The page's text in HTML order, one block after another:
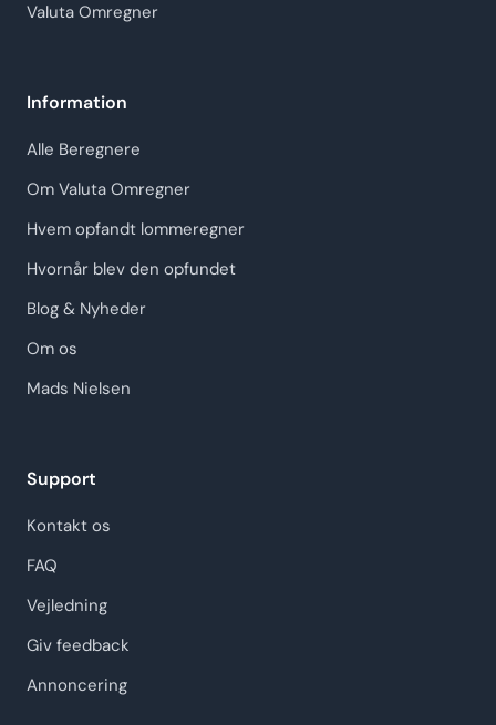
Valuta Omregner
Information
Alle Beregnere
Om Valuta Omregner
Hvem opfandt lommeregner
Hvornår blev den opfundet
Blog & Nyheder
Om os
Mads Nielsen
Support
Kontakt os
FAQ
Vejledning
Giv feedback
Annoncering